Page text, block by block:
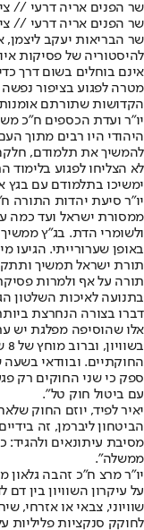
שר הפנים אריה דרעי //
שר הפנים אריה דרעי //
שר הבריאות יעקב
להיסטוריה של פסיקות
אינם בוחלים בשום דרך
מטרה לפגוע בציפור
הקדושות שתורתם
יו"ר ועדת הכספים ח"כ
היהודי היו רבים מתוך
להמשיך את תלמודם,
לא הצליחו לפגוע בלימוד
ימשיכו בתלמודם עם בגץ
יו"ר סיעת יהדות התורה
ממסורת ישראל ועד כמה
ולשומרי הדת. בג"ץ
באופן שערורייתי. הגיעו
תורת ישראל תמשיך
תורה על אף ולמרות
בתנועה לאיכות השלטון
דברו בצורה הנחרצת
אלו שהוסיפה מפלגת יש
החוקתיים. ובוודאי
ספק כי שני החוקים רק
עם ביטול חוק טל".
יאיר לפיד, יוזם החוק
הביטחון ליברמן, זה
מסיבת עיתונאים ולהגיד:
ממשלה".
יו"ר מרצ ח"כ זהבה
על עיקרון השוויון בין
שוויוני, צבאי או אזרחי,
לחוקק סנקציות פליליות